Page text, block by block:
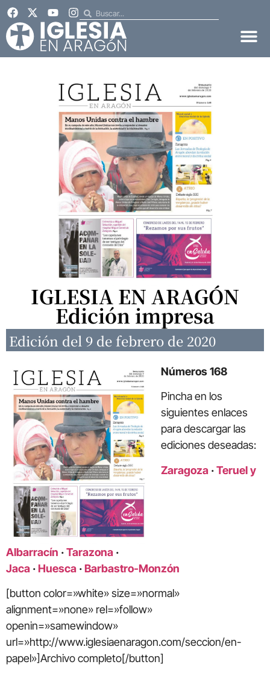
IGLESIA EN ARAGÓN
Edición impresa
Edición del 9 de febrero de 2020
Números 168
Pincha en los
siguientes enlaces
para descargar las
ediciones deseadas:
Zaragoza ·Teruel y
Albarracín ·Tarazona ·
Jaca ·Huesca ·Barbastro-Monzón
[button color=»white» size=»normal»
alignment=»none» rel=»follow»
openin=»samewindow»
url=»http://www.iglesiaenaragon.com/seccion/en-
papel»]Archivo completo[/button]